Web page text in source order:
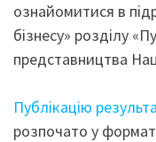
ознайомитися в
бізнесу» розділу
представництва
Публікацію
розпочато у